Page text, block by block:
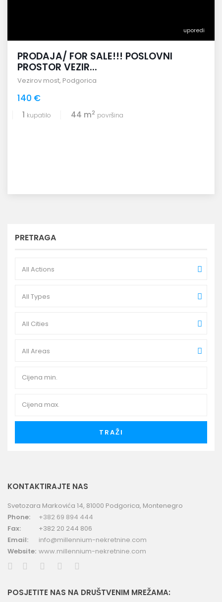
uporedi
PRODAJA/ FOR SALE!!! POSLOVNI
PROSTOR VEZIR...
Vezirov most, Podgorica
140 €
1 kupatilo 44 m2 površina
PRETRAGA
All Actions
All Types
All Cities
All Areas
TRAŽI
KONTAKTIRAJTE NAS
Svetozara Markovića 14, 81000 Podgorica, Montenegro
Phone:
+382 69 894 444
Fax:
+382 20 244 806
Email:
info@millennium-nekretnine.com
Website: www.millennium-nekretnine.com
POSJETITE NAS NA DRUŠTVENIM MREŽAMA: